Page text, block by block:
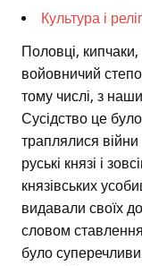
Культура і
Половці, кипчаки,
войовничий
тому числі, з
Сусідство це
траплялися
руські князі і
князівських
видавали своїх
словом
було